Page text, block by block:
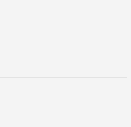
在市集熱鬧聲響與地方小吃
或至各捷運站、美術館等藝